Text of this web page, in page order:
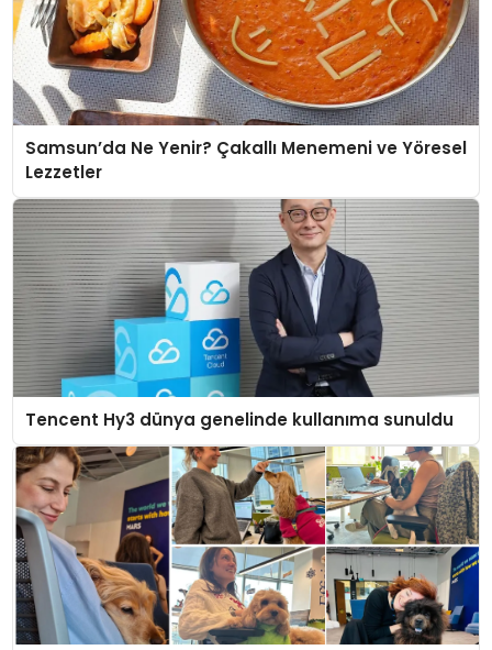
Samsun’da Ne Yenir? Çakallı Menemeni ve Yöresel
Lezzetler
Tencent Hy3 dünya genelinde kullanıma sunuldu